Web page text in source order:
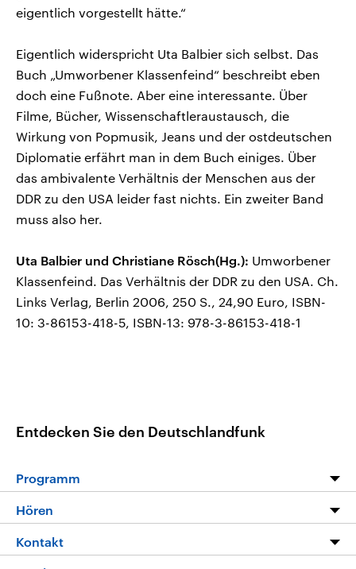
eigentlich vorgestellt hätte.“
Eigentlich widerspricht Uta Balbier sich selbst. Das
Buch „Umworbener Klassenfeind“ beschreibt eben
doch eine Fußnote. Aber eine interessante. Über
Filme, Bücher, Wissenschaftleraustausch, die
Wirkung von Popmusik, Jeans und der ostdeutschen
Diplomatie erfährt man in dem Buch einiges. Über
das ambivalente Verhältnis der Menschen aus der
DDR zu den USA leider fast nichts. Ein zweiter Band
muss also her.
Uta Balbier und Christiane Rösch(Hg.): Umworbener
Klassenfeind. Das Verhältnis der DDR zu den USA. Ch.
Links Verlag, Berlin 2006, 250 S., 24,90 Euro, ISBN-
10: 3-86153-418-5, ISBN-13: 978-3-86153-418-1
Entdecken Sie den Deutschlandfunk
Programm
Die Nachrichten
Hören
Livestream
Kontakt